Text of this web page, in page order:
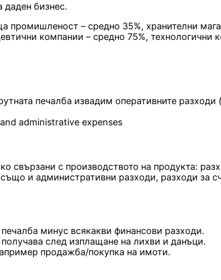
даден бизнес.
промишленост – средно 35%, хранителни
компании – средно 75%, технологични
печалба извадим оперативните разходи
administrative expenses
свързани с производството на продукта:
и административни разходи, разходи за
минус всякакви финансови разходи.
след изплащане на лихви и данъци.
продажба/покупка на имоти.